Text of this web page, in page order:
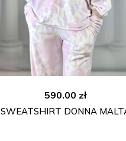
590.00 zł
SWEATSHIRT DONNA